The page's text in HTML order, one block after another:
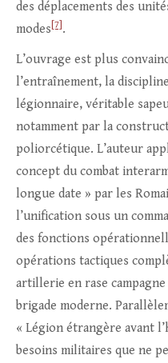
des déplacements des
modes [7] .
L’ouvrage est plus
l’entraînement, la
légionnaire, véritable
notamment par la
poliorcétique. L’auteur
concept du combat
longue date » par les
l’unification sous un
des fonctions
opérations tactiques
artillerie en rase
brigade moderne.
« Légion étrangère avant
besoins militaires que ne